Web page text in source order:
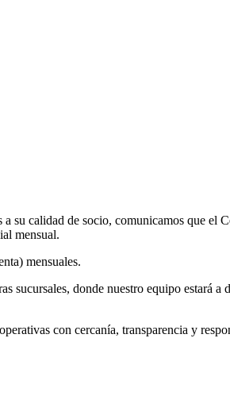
su calidad de socio, comunicamos que el
mensual.
mensuales.
sucursales, donde nuestro equipo estará a
con cercanía, transparencia y